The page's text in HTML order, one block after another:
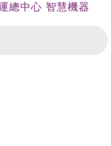
總中心 智慧機器